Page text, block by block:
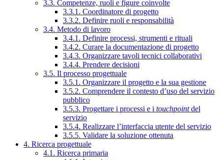
3.3. Competenze, ruoli e figure coinvolte
3.3.1. Coordinatore di progetto
3.3.2. Definire ruoli e responsabilità
3.4. Metodo di lavoro
3.4.1. Definire processi, strumenti e rituali
3.4.2. Curare la documentazione di progetto
3.4.3. Organizzare tavoli tecnici collaborativi
3.4.4. Prendere decisioni
3.5. Il processo progettuale
3.5.1. Organizzare il progetto e la sua gestione
3.5.2. Comprendere il contesto d’uso del servizio
pubblico
3.5.3. Progettare i processi e i touchpointdel
servizio
3.5.4. Realizzare l’interfaccia utente del servizio
3.5.5. Validare la soluzione ottenuta
4. Ricerca progettuale
4.1. Ricerca primaria